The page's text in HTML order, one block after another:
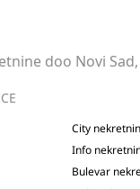
doo Novi Sad,
City
Info
Bulevar